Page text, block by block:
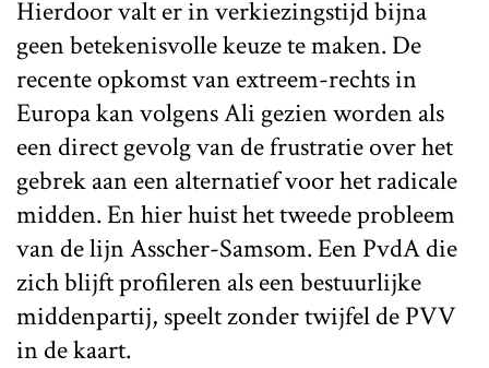
Hierdoor valt er in verkiezingstijd bijna
geen betekenisvolle keuze te maken. De
recente opkomst van extreem-rechts in
Europa kan volgens Ali gezien worden als
een direct gevolg van de frustratie over het
gebrek aan een alternatief voor het radicale
midden. En hier huist het tweede probleem
van de lijn Asscher-Samsom. Een PvdA die
zich blijft profileren als een bestuurlijke
middenpartij, speelt zonder twijfel de PVV
in de kaart.